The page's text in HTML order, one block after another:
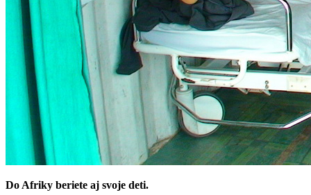
Do Afriky beriete aj svoje deti.